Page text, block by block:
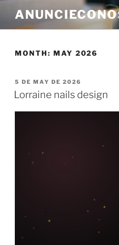
MONTH: MAY 2026
5 DE MAY DE 2026
Lorraine nails design